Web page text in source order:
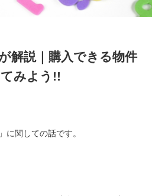
解説｜購入できる物件
みよう!!
に関しての話です。